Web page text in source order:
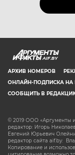
AIF.BY
АРХИВ НОМЕРОВ
ОНЛАЙН-ПОДПИСКА
СООБЩИТЬ В
© 2019 ООО «Аргументы
редактор: Игорь
Евгений Юрьевич
редактор сайта aif.by:
Копирование и